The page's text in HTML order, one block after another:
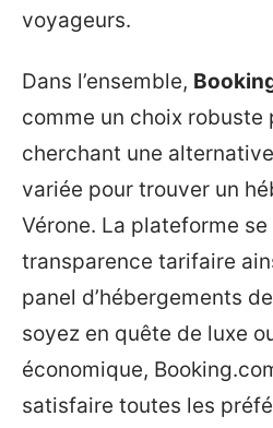
voyageurs.
Dans l’ensemble,
comme un choix robuste
cherchant une
variée pour trouver un
Vérone. La plateforme
transparence tarifaire
panel d’hébergements
soyez en quête de luxe
économique,
satisfaire toutes les